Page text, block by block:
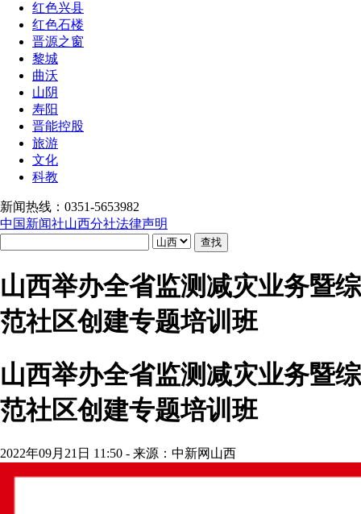
红色兴县
红色石楼
晋源之窗
黎城
曲沃
山阴
寿阳
晋能控股
旅游
文化
科教
新闻热线：0351-5653982
中国新闻社山西分社法律声明
山西举办全省监测减灾业务暨
范社区创建专题培训班
山西举办全省监测减灾业务暨
范社区创建专题培训班
2022年09月21日 11:50 - 来源：中新网山西